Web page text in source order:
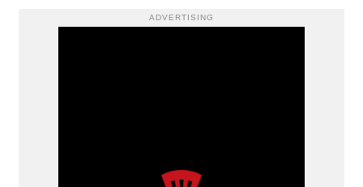
ADVERTISING